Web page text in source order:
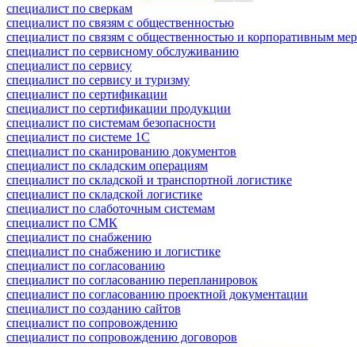
специалист по сверкам
специалист по связям с общественностью
специалист по связям с общественностью и корпоративным
специалист по сервисному обслуживанию
специалист по сервису
специалист по сервису и туризму
специалист по сертификации
специалист по сертификации продукции
специалист по системам безопасности
специалист по системе 1С
специалист по сканированию документов
специалист по складским операциям
специалист по складской и транспортной логистике
специалист по складской логистике
специалист по слаботочным системам
специалист по СМК
специалист по снабжению
специалист по снабжению и логистике
специалист по согласованию
специалист по согласованию перепланировок
специалист по согласованию проектной документации
специалист по созданию сайтов
специалист по сопровождению
специалист по сопровождению договоров